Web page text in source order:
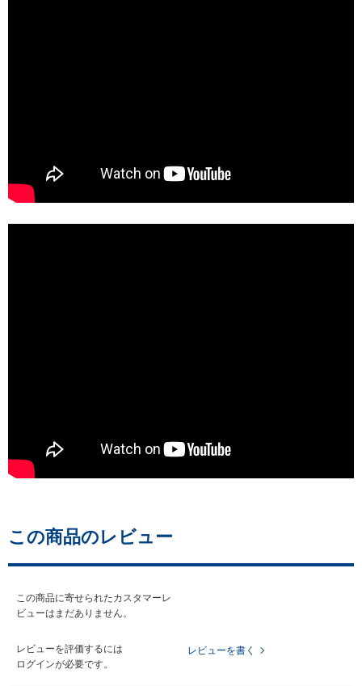
この商品のレビュー
この商品に寄せられたカスタマーレ
ビューはまだありません。
レビューを評価するには
ログインが必要です。
レビューを書く